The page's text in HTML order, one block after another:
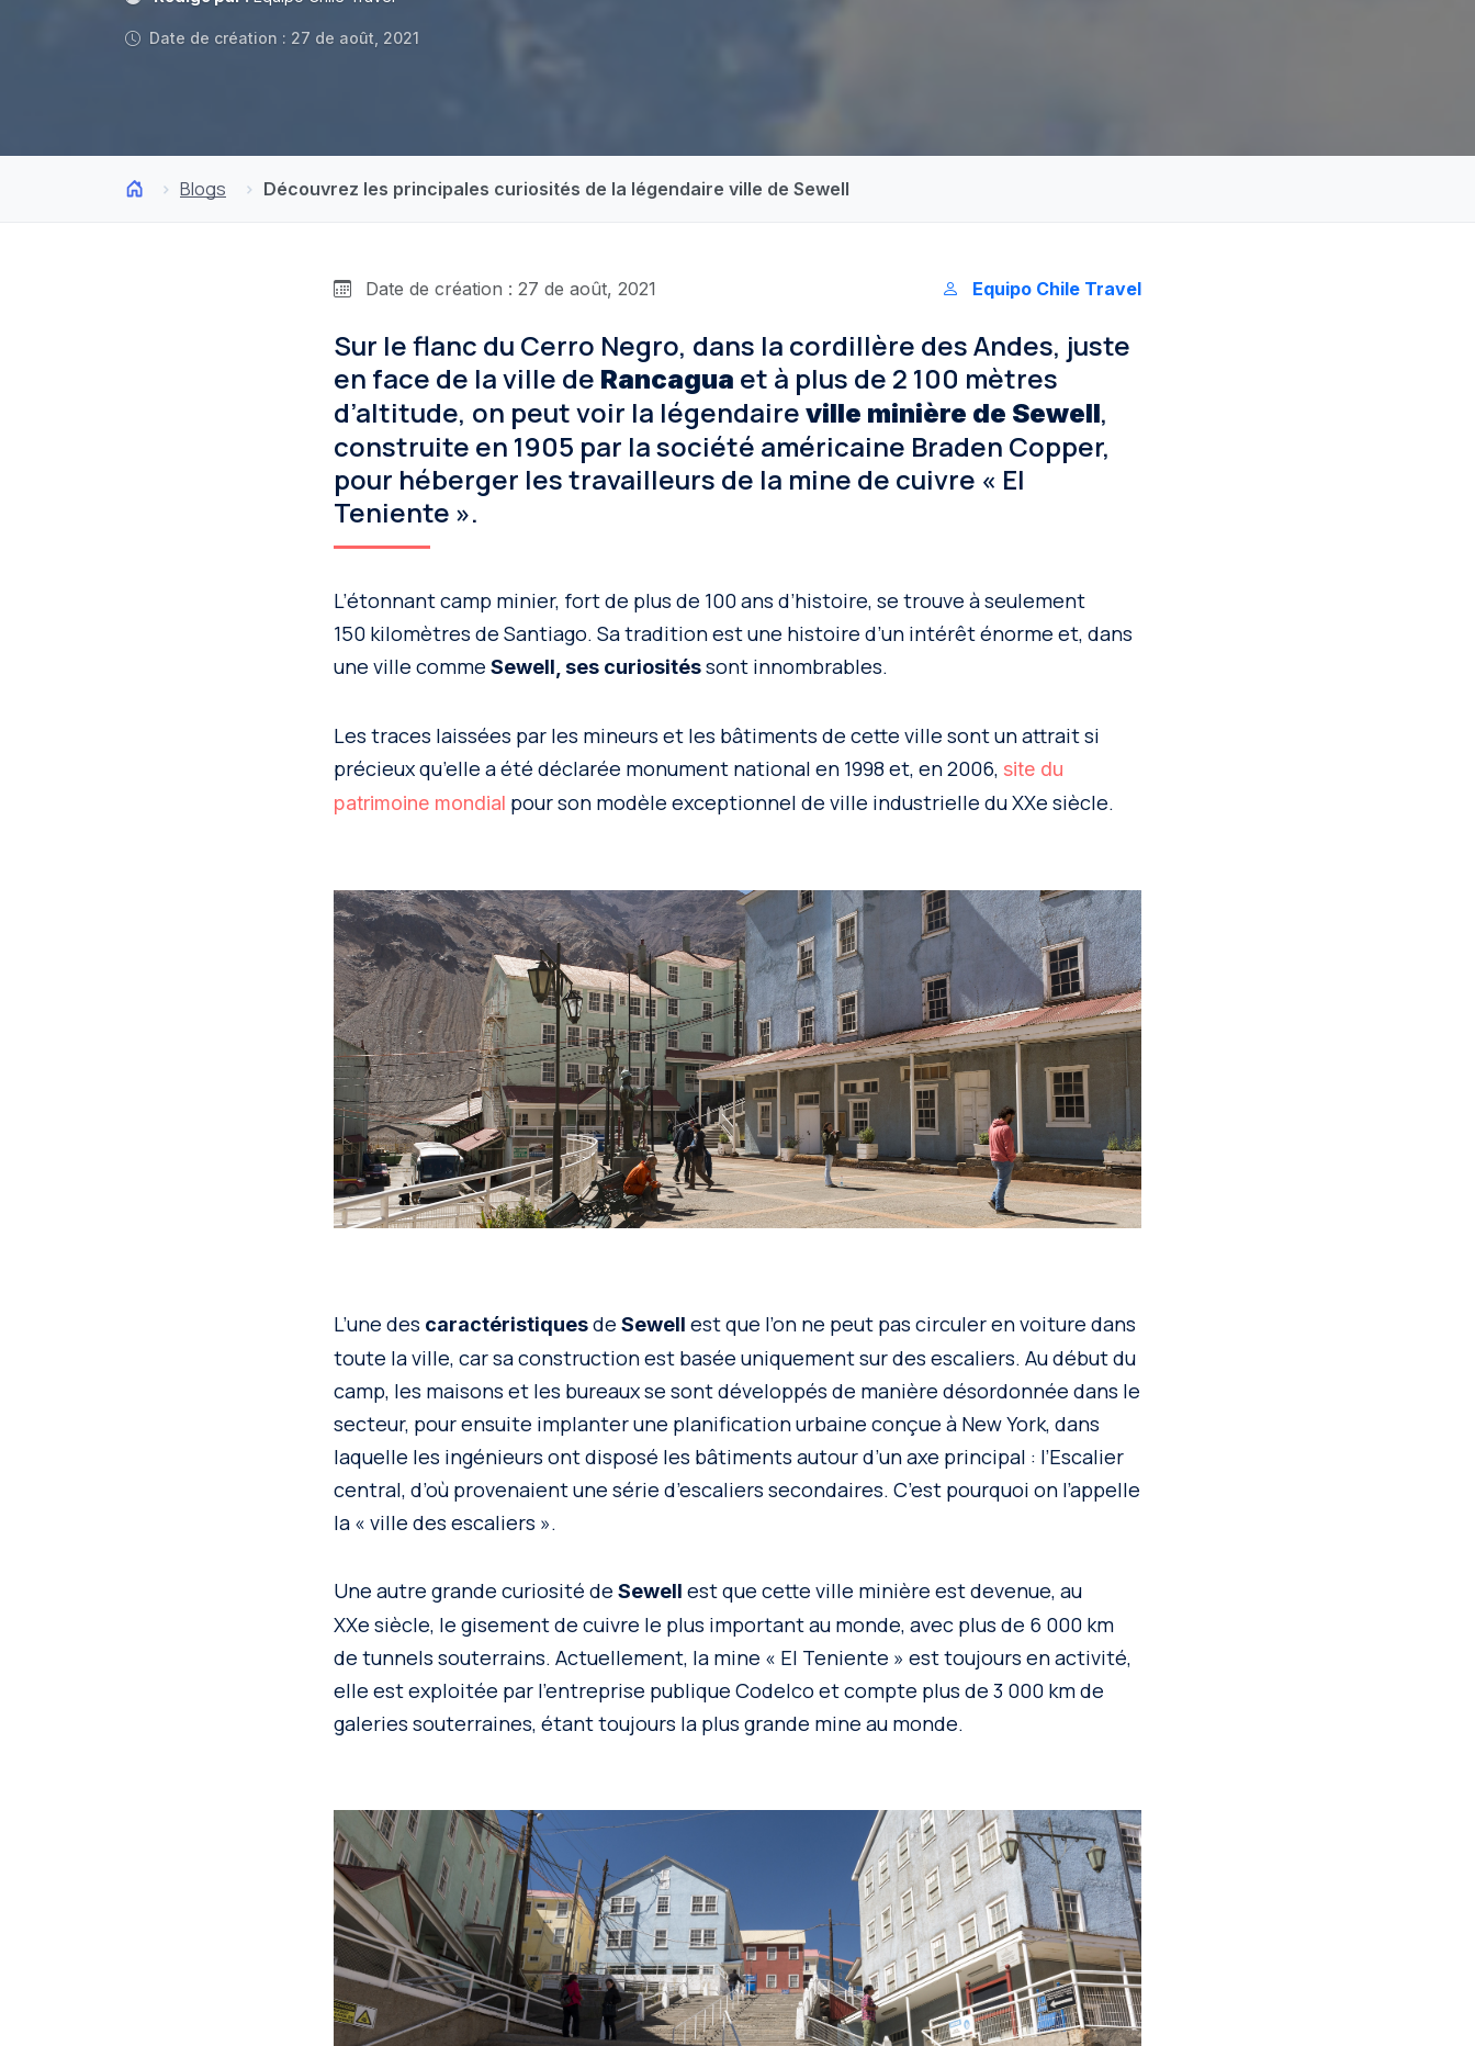
Date de création : 27 de août, 2021
Blogs Découvrez les principales curiosités de la légendaire ville de Sewell
Date de création : 27 de août, 2021 Equipo Chile Travel
Sur le flanc du Cerro Negro, dans la cordillère des Andes, juste
en face de la ville de Rancagua et à plus de 2 100 mètres
d’altitude, on peut voir la légendaire ville minière de Sewell,
construite en 1905 par la société américaine Braden Copper,
pour héberger les travailleurs de la mine de cuivre « El
Teniente ».
L’étonnant camp minier, fort de plus de 100 ans d’histoire, se trouve à seulement
150 kilomètres de Santiago. Sa tradition est une histoire d’un intérêt énorme et, dans
une ville comme Sewell, ses curiositéssont innombrables.
Les traces laissées par les mineurs et les bâtiments de cette ville sont un attrait si
précieux qu’elle a été déclarée monument national en 1998 et, en 2006, site du
patrimoine mondial pour son modèle exceptionnel de ville industrielle du XXe siècle.
L’une des caractéristiquesde Sewell est que l’on ne peut pas circuler en voiture dans
toute la ville, car sa construction est basée uniquement sur des escaliers. Au début du
camp, les maisons et les bureaux se sont développés de manière désordonnée dans le
secteur, pour ensuite implanter une planification urbaine conçue à New York, dans
laquelle les ingénieurs ont disposé les bâtiments autour d’un axe principal : l’Escalier
central, d’où provenaient une série d’escaliers secondaires. C’est pourquoi on l’appelle
la « ville des escaliers ».
Une autre grande curiosité de Sewell est que cette ville minière est devenue, au
XXe siècle, le gisement de cuivre le plus important au monde, avec plus de 6 000 km
de tunnels souterrains. Actuellement, la mine « El Teniente » est toujours en activité,
elle est exploitée par l’entreprise publique Codelco et compte plus de 3 000 km de
galeries souterraines, étant toujours la plus grande mine au monde.